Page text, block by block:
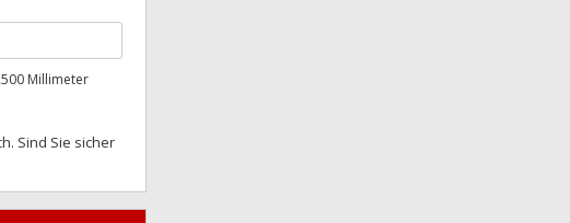
Millimeter
Sind Sie sicher